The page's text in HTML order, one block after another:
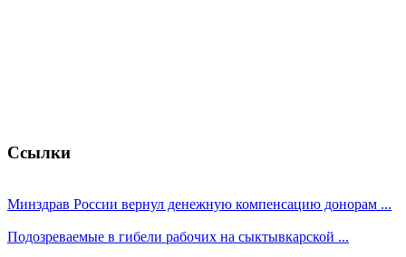
Ссылки
Минздрав России вернул денежную компенсацию донорам ...
Подозреваемые в гибели рабочих на сыктывкарской ...